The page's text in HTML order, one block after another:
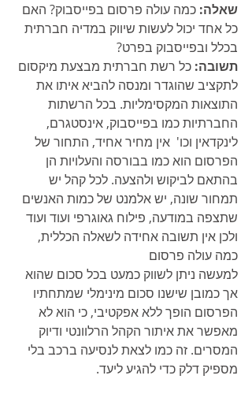
שאלה: כמה עולה פרסום בפייסבוק? האם
כל אחד יכול לעשות שיווק במדיה חברתית
בכלל ובפייסבוק בפרט?
תשובה: כל רשת חברתית מבצעת מיקסום
לתקציב שהוגדר ומנסה להביא איתו את
התוצאות המקסימליות. בכל הרשתות
החברתיות כמו בפייסבוק, אינסטגרם,
לינקדאין וכו'  אין מחיר אחיד, התחור של
הפרסום הוא כמו בבורסה והעלויות הן
בהתאם לביקוש ולהצעה. לכל קהל יש
תמחור שונה, יש אלמנט של כמות האנשים
שתצפה במודעה, פילוח גאוגרפי ועוד ועוד
ולכן אין תשובה אחידה לשאלה הכללית,
כמה עולה פרסום
למעשה ניתן לשווק כמעט בכל סכום שהוא
אך כמובן שישנו סכום מינימלי שמתחתיו
הפרסום הופך ללא אפקטיבי, כי הוא לא
מאפשר את איתור הקהל הרלוונטי ודיוק
המסרים. זה כמו לצאת לנסיעה ברכב בלי
מספיק דלק כדי להגיע ליעד.